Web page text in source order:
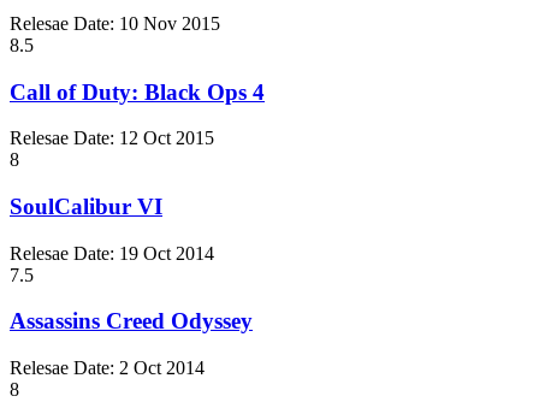
Relesae Date: 10 Nov 2015
8.5
Call of Duty: Black Ops 4
Relesae Date: 12 Oct 2015
8
SoulCalibur VI
Relesae Date: 19 Oct 2014
7.5
Assassins Creed Odyssey
Relesae Date: 2 Oct 2014
8